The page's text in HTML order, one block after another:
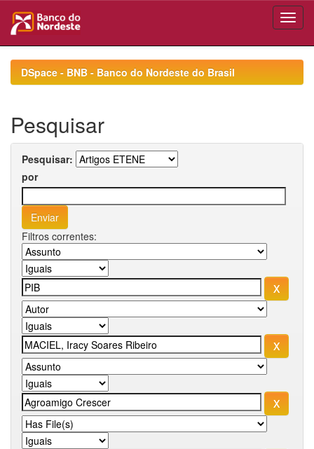
navigationDSpace - BNB - Banco do Nordeste do Brasil
Pesquisar
Pesquisar:
por
Filtros correntes: